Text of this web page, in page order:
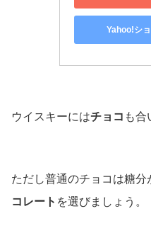
Yahoo!シ
ウイスキーにはチョコ も合
ただし普通のチョコは糖分
コレート を選びましょう。